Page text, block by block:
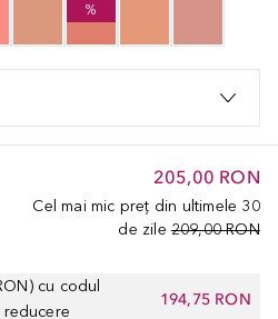
%
205,00 RON
Cel mai mic preț din ultimele 30
de zile 209,00 RON
cu codul
reducere
194,75 RON